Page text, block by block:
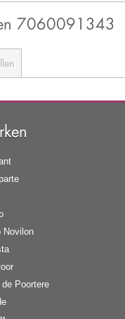
7060091343
Novilon
de Poortere